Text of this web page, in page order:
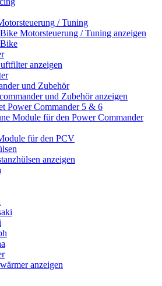
/ Tuning
Motorsteuerung / Tuning anzeigen
anzeigen
und Zubehör
und Zubehör anzeigen
Power Commander 5 & 6
Module für den Power Commander
für den PCV
anzeigen
anzeigen